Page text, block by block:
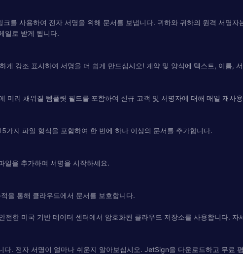
를 사용하여 전자 서명을 위해 문서를 보냅니다. 귀하와 귀하의 원격 서명
일로 받게 됩니다.
강조 표시하여 서명을 더 쉽게 만드십시오! 계약 및 양식에 텍스트, 이름,
미리 채워질 템플릿 필드를 포함하여 신규 고객 및 서명자에 대해 매일 재사
지 파일 형식을 포함하여 한 번에 하나 이상의 문서를 추가합니다.
을 추가하여 서명을 시작하세요.
을 통해 클라우드에서 문서를 보호합니다.
전한 미국 기반 데이터 센터에서 암호화된 클라우드 저장소를 사용합니다.
. 전자 서명이 얼마나 쉬운지 알아보십시오. JetSign을 다운로드하고 무료